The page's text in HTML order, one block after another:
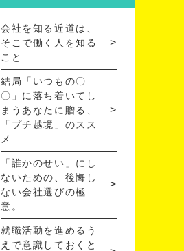
会社を知る近道は、
そこで働く人を知る
こと
結局「いつもの〇
〇」に落ち着いてし
まうあなたに贈る、
「プチ越境」のスス
メ
「誰かのせい」にし
ないための、後悔し
ない会社選びの極
意。
就職活動を進めるう
えで意識しておくと